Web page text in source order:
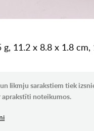
11.2 x 8.8 x 1.8 cm,
likmju sarakstiem tiek
noteikumos.